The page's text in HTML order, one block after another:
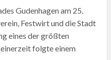
Gudenhagen am 25.
Festwirt und die Stadt
eines der größten
folgte einem